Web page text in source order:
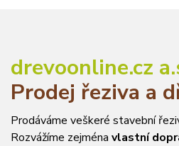
drevoonline.cz
Prodej řeziva a
Prodáváme veškeré stavební
Rozvážíme zejména vlastní